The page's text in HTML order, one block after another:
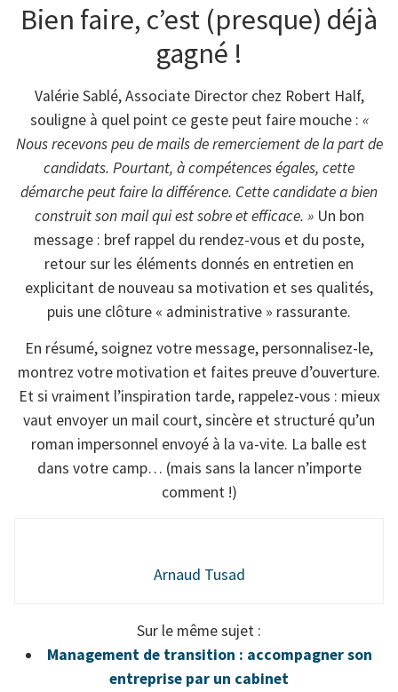
Bien faire, c’est (presque) déjà
gagné !
Valérie Sablé, Associate Director chez Robert Half,
souligne à quel point ce geste peut faire mouche : «
Nous recevons peu de mails de remerciement de la part de
candidats. Pourtant, à compétences égales, cette
démarche peut faire la différence. Cette candidate a bien
construit son mail qui est sobre et efficace. »Un bon
message : bref rappel du rendez-vous et du poste,
retour sur les éléments donnés en entretien en
explicitant de nouveau sa motivation et ses qualités,
puis une clôture « administrative » rassurante.
En résumé, soignez votre message, personnalisez-le,
montrez votre motivation et faites preuve d’ouverture.
Et si vraiment l’inspiration tarde, rappelez-vous : mieux
vaut envoyer un mail court, sincère et structuré qu’un
roman impersonnel envoyé à la va-vite. La balle est
dans votre camp… (mais sans la lancer n’importe
comment !)
Arnaud Tusad
Sur le même sujet :
Management de transition : accompagner son
entreprise par un cabinet